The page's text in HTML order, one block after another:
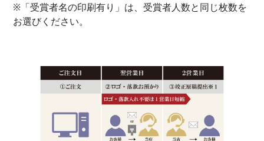
※「受賞者名の印刷有り」は、受賞者人数と同じ枚数を
お選びください。